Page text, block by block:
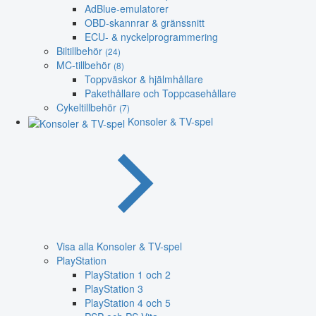
AdBlue-emulatorer
OBD-skannrar & gränssnitt
ECU- & nyckelprogrammering
Biltillbehör (24)
MC-tillbehör (8)
Toppväskor & hjälmhållare
Pakethållare och Toppcasehållare
Cykeltillbehör (7)
Konsoler & TV-spel
Visa alla Konsoler & TV-spel
PlayStation
PlayStation 1 och 2
PlayStation 3
PlayStation 4 och 5